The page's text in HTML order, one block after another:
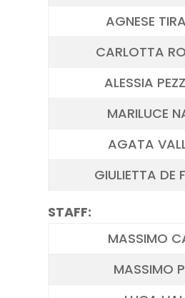
AGNESE
CARLOTTA
ALESSIA
MARILUCE
AGATA
GIULIETTA DE
STAFF:
MASSIMO
MASSIMO